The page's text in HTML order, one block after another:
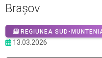
Brașov
REGIUNEA SUD-
13.03.2026